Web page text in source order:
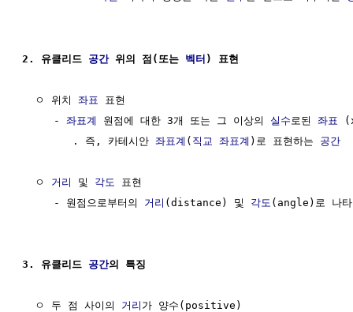
2. 유클리드 공간 위의 점(또는 벡터 ) 표현
  ㅇ 위치
좌표 표현
     -
좌표계 원점에 대한 3개 또는 그 이상의 실수 로된 좌표
        . 즉, 카테시안
좌표계 ( 직교 좌표계 )로 표현하는 공간
  ㅇ
거리 및 각도
표현
     - 원점으로부터의
거리 (distance) 및 각도 (angle)로 나
3. 유클리드 공간의 특징
  ㅇ 두 점 사이의
거리 가 양수(positive)